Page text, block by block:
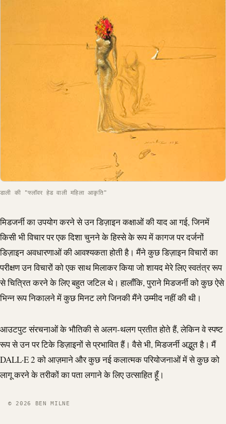
डाली की "फ्लॉवर हेड वाली महिला आकृति"
मिडजर्नी का उपयोग करने से उन डिज़ाइन कक्षाओं की याद आ गई, जिनमें
किसी भी विचार पर एक दिशा चुनने के हिस्से के रूप में कागज पर दर्जनों
डिज़ाइन अवधारणाओं की आवश्यकता होती है। मैंने कुछ डिज़ाइन विचारों का
परीक्षण उन विचारों को एक साथ मिलाकर किया जो शायद मेरे लिए स्वतंत्र रूप
से चित्रित करने के लिए बहुत जटिल थे। हालाँकि, पुराने मिडजर्नी को कुछ ऐसे
भिन्न रूप निकालने में कुछ मिनट लगे जिनकी मैंने उम्मीद नहीं की थी।
आउटपुट संरचनाओं के भौतिकी से अलग-थलग प्रतीत होते हैं, लेकिन वे स्पष्ट
रूप से उन पर टिके डिज़ाइनों से प्रभावित हैं। वैसे भी, मिडजर्नी अद्भुत है। मैं
DALL·E 2 को आज़माने और कुछ नई कलात्मक परियोजनाओं में से कुछ को
लागू करने के तरीकों का पता लगाने के लिए उत्साहित हूँ।
© 2026 BEN MILNE